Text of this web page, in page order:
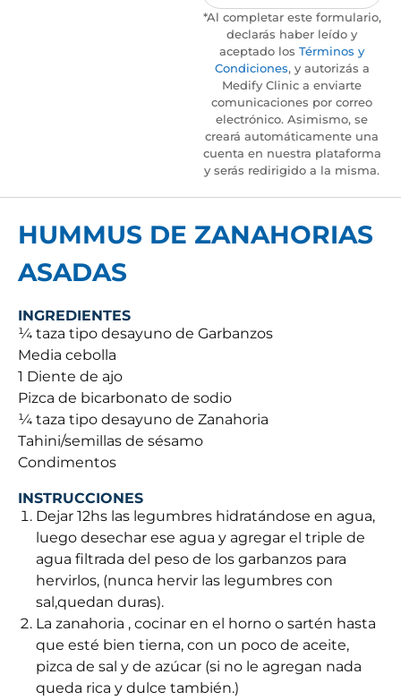
*Al completar este formulario,
declarás haber leído y
aceptado los Términos y
Condiciones, y autorizás a
Medify Clinic a enviarte
comunicaciones por correo
electrónico. Asimismo, se
creará automáticamente una
cuenta en nuestra plataforma
y serás redirigido a la misma.
HUMMUS DE ZANAHORIAS
ASADAS
INGREDIENTES
¼ taza tipo desayuno de Garbanzos
Media cebolla
1 Diente de ajo
Pizca de bicarbonato de sodio
¼ taza tipo desayuno de Zanahoria
Tahini/semillas de sésamo
Condimentos
INSTRUCCIONES
Dejar 12hs las legumbres hidratándose en agua,
luego desechar ese agua y agregar el triple de
agua filtrada del peso de los garbanzos para
hervirlos, (nunca hervir las legumbres con
sal,quedan duras).
La zanahoria , cocinar en el horno o sartén hasta
que esté bien tierna, con un poco de aceite,
pizca de sal y de azúcar (si no le agregan nada
queda rica y dulce también.)